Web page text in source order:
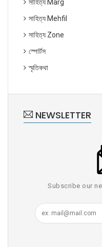
সাহিত্য Marg
সাহিত্য Mehfil
সাহিত্য Zone
স্পোর্টস
স্মৃতিকথা
NEWSLETTER
Subscribe our